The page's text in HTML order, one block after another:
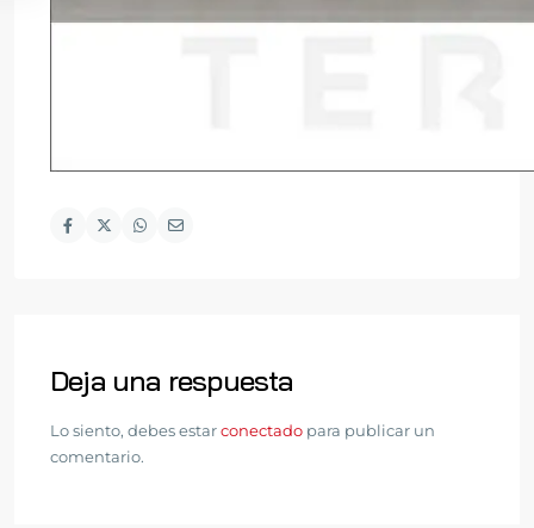
Deja una respuesta
Lo siento, debes estarconectado para publicar un
comentario.